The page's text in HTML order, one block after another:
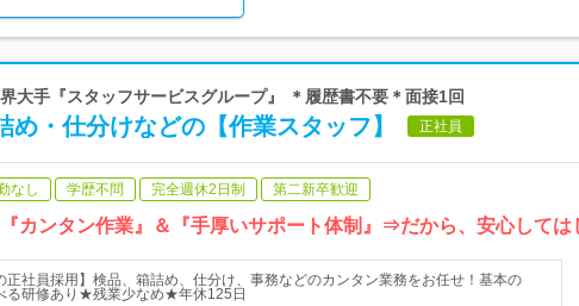
大手『スタッフサービスグループ』 ＊履歴書不要＊面接1回
め・仕分けなどの【作業スタッフ】 正社員
なし 学歴不問 完全週休2日制 第二新卒歓迎
カンタン作業』＆『手厚いサポート体制』⇒だから、安心しては
正社員採用】検品、箱詰め、仕分け、事務などのカンタン業務をお任せ！基本の
る研修あり★残業少なめ★年休125日